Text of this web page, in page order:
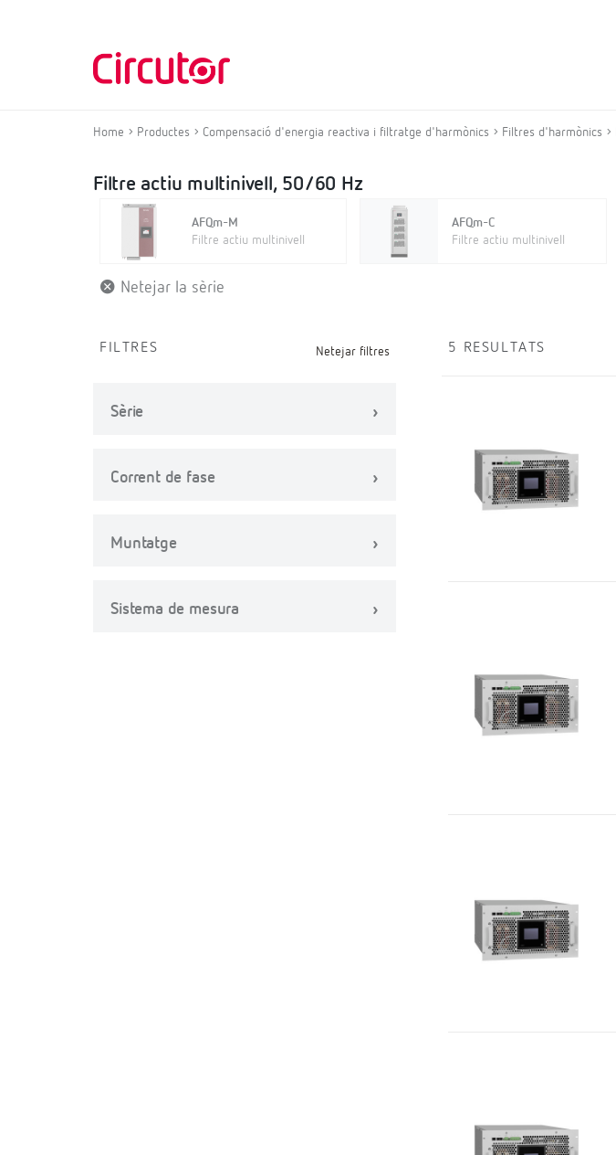
Home Productes Compensació d'energia reactiva i filtratge d'harmònics Filtres d'harmònics
Filtre actiu multinivell, 50/60 Hz
AFQm-M
Filtre actiu multinivell
AFQm-C
Filtre actiu multinivell
Netejar la sèrie
FILTRES Netejar filtres
Sèrie
Corrent de fase
Muntatge
Sistema de mesura
5 RESULTATS